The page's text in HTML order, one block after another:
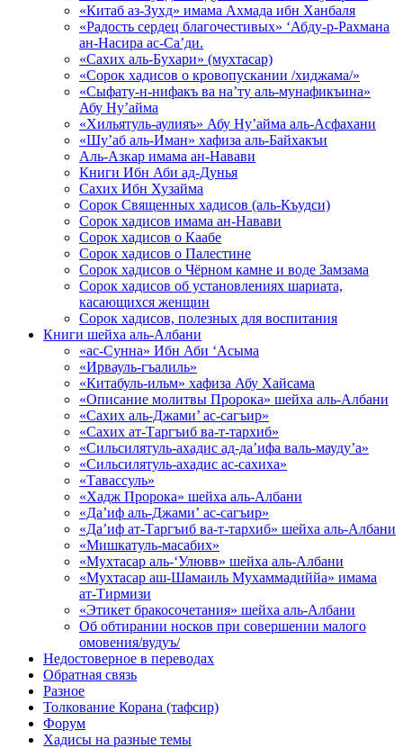
«Китаб аз-Зухд» имама Ахмада ибн Ханбаля
«Радость сердец благочестивых» ‘Абду-р-Рахмана
ан-Насира ас-Са’ди.
«Сахих аль-Бухари» (мухтасар)
«Сорок хадисов о кровопускании /хиджама/»
«Сыфату-н-нифакъ ва на’ту аль-мунафикъина»
Абу Ну’айма
«Хильятуль-аулияъ» Абу Ну’айма аль-Асфахани
«Шу’аб аль-Иман» хафиза аль-Байхакъи
Аль-Азкар имама ан-Навави
Книги Ибн Аби ад-Дунья
Сахих Ибн Хузайма
Сорок Священных хадисов (аль-Къудси)
Сорок хадисов имама ан-Навави
Сорок хадисов о Каабе
Сорок хадисов о Палестине
Сорок хадисов о Чёрном камне и воде Замзама
Сорок хадисов об установлениях шариата,
касающихся женщин
Сорок хадисов, полезных для воспитания
Книги шейха аль-Албани
«ас-Сунна» Ибн Аби ‘Асыма
«Ирвауль-гъалиль»
«Китабуль-ильм» хафиза Абу Хайсама
«Описание молитвы Пророка» шейха аль-Албани
«Сахих аль-Джами’ ас-сагъир»
«Сахих ат-Таргъиб ва-т-тархиб»
«Сильсилятуль-ахадис ад-да’ифа валь-мауду’а»
«Сильсилятуль-ахадис ас-сахиха»
«Тавассуль»
«Хадж Пророка» шейха аль-Албани
«Да’иф аль-Джами’ ас-сагъир»
«Да’иф ат-Таргъиб ва-т-тархиб» шейха аль-Албани
«Мишкатуль-масабих»
«Мухтасар аль-‘Улювв» шейха аль-Албани
«Мухтасар аш-Шамаиль Мухаммадиййа» имама
ат-Тирмизи
«Этикет бракосочетания» шейха аль-Албани
Об обтирании носков при совершении малого
омовения/вудуъ/
Недостоверное в переводах
Обратная связь
Разное
Толкование Корана (тафсир)
Форум
Хадисы на разные темы